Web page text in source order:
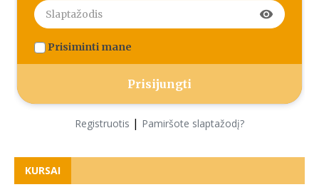
visibility
Prisiminti mane
Registruotis | Pamiršote slaptažodį?
KURSAI